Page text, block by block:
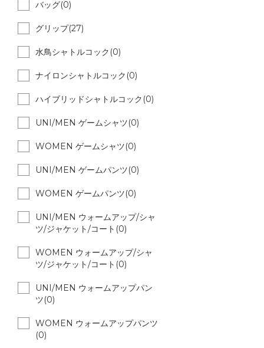
バッグ(0)
グリップ(27)
水鳥シャトルコック(0)
ナイロンシャトルコック(0)
ハイブリッドシャトルコック(0)
UNI/MEN ゲームシャツ(0)
WOMEN ゲームシャツ(0)
UNI/MEN ゲームパンツ(0)
WOMEN ゲームパンツ(0)
UNI/MEN ウォームアップ/シャ
ツ/ジャケット/コート(0)
WOMEN ウォームアップ/シャ
ツ/ジャケット/コート(0)
UNI/MEN ウォームアップパン
ツ(0)
WOMEN ウォームアップパンツ
(0)